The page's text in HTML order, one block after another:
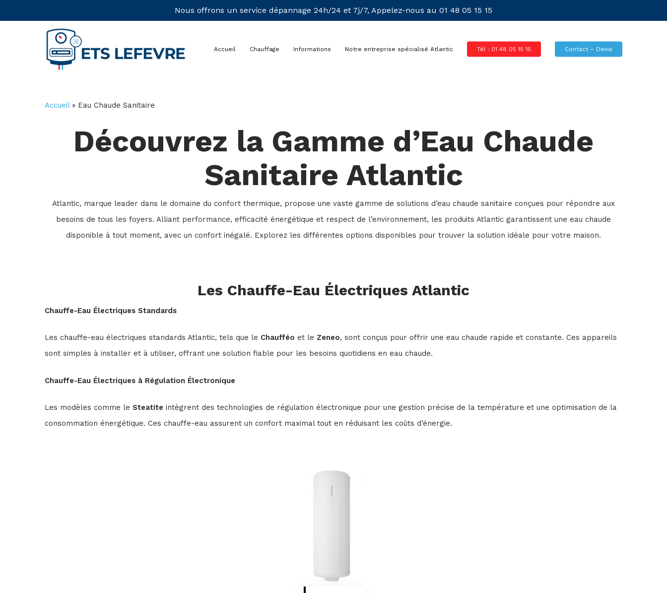
to
Nous offrons un service dépannage 24h/24 et 7j/7, Appelez-nous au 01 48 05 15 15
Accueil Chauffage Informations Notre entreprise spécialisé Atlantic Tél : 01 48 05 15 15 Contact – Devis
Accueil» Eau Chaude Sanitaire
Découvrez la Gamme d’Eau Chaude
Sanitaire Atlantic
Atlantic, marque leader dans le domaine du confort thermique, propose une vaste gamme de solutions d’eau chaude sanitaire conçues pour répondre aux
besoins de tous les foyers. Alliant performance, efficacité énergétique et respect de l’environnement, les produits Atlantic garantissent une eau chaude
disponible à tout moment, avec un confort inégalé. Explorez les différentes options disponibles pour trouver la solution idéale pour votre maison.
Les Chauffe-Eau Électriques Atlantic
Chauffe-Eau Électriques Standards
Les chauffe-eau électriques standards Atlantic, tels que le Chaufféo et le Zeneo, sont conçus pour offrir une eau chaude rapide et constante. Ces appareils
sont simples à installer et à utiliser, offrant une solution fiable pour les besoins quotidiens en eau chaude.
Chauffe-Eau Électriques à Régulation Électronique
Les modèles comme le Steatite intègrent des technologies de régulation électronique pour une gestion précise de la température et une optimisation de la
consommation énergétique. Ces chauffe-eau assurent un confort maximal tout en réduisant les coûts d’énergie.